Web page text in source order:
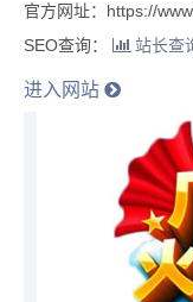
官方网址：https://
SEO查询：
站长查
进入网站